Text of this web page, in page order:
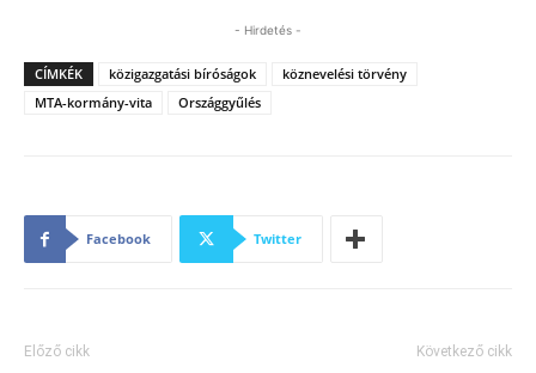
- Hirdetés -
CÍMKÉK közigazgatási bíróságok
köznevelési törvény
MTA-kormány-vita
Országgyűlés
Facebook Twitter
Előző cikk Következő cikk